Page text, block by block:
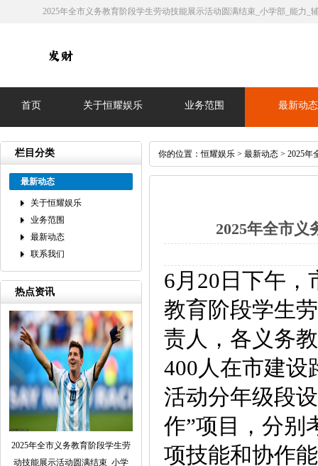
2025年全市义务教育阶段学生劳动技能展示活动圆满结束_小学部_能力_
首页 关于恒耀娱乐 业务范围 最新动态
栏目分类
最新动态
关于恒耀娱乐
业务范围
最新动态
联系我们
热点资讯
2025年全市义务教育阶段学生劳
动技能展示活动圆满结束_小学
你的位置：恒耀娱乐 > 最新动态 > 2025年
2025年全市义
6月20日下午
教育阶段学生
责人，各义务
400人在市建设
活动分年级段
作”项目，分别
项技能和协作